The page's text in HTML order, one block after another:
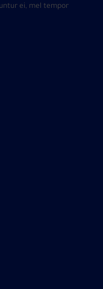
ei, mel tempor